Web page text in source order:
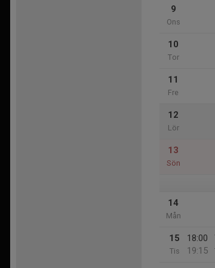
9
Ons
10
Tor
11
Fre
12
Lör
13
Sön
14
Mån
15
Tis
18:00
19:15